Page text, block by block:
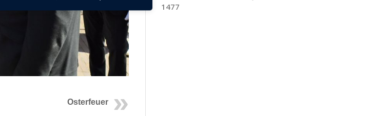
Osterfeuer
1477